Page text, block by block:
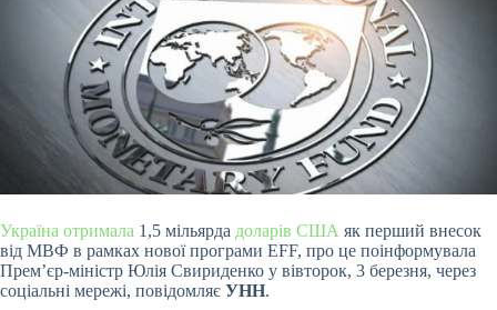
Україна отримала 1,5 мільярда доларів США як перший внесок
від МВФ в рамках нової програми EFF, про це поінформувала
Прем’єр-міністр Юлія Свириденко у вівторок, 3 березня, через
соціальні мережі, повідомляє УНН.